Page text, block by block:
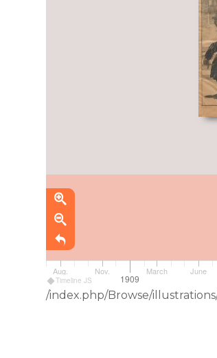
Timeline JS 1909
Aug. Nov. March June
/index.php/Browse/